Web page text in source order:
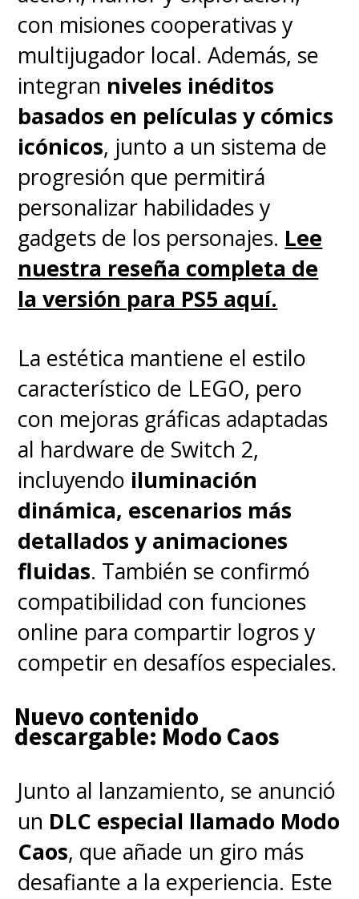
con misiones cooperativas y
multijugador local. Además, se
integran niveles inéditos
basados en películas y cómics
icónicos, junto a un sistema de
progresión que permitirá
personalizar habilidades y
gadgets de los personajes. Lee
nuestra reseña completa de
la versión para PS5 aquí.
La estética mantiene el estilo
característico de LEGO, pero
con mejoras gráficas adaptadas
al hardware de Switch 2,
incluyendo iluminación
dinámica, escenarios más
detallados y animaciones
fluidas. También se confirmó
compatibilidad con funciones
online para compartir logros y
competir en desafíos especiales.
Nuevo contenido
descargable: Modo Caos
Junto al lanzamiento, se anunció
un DLC especial llamado Modo
Caos, que añade un giro más
desafiante a la experiencia. Este